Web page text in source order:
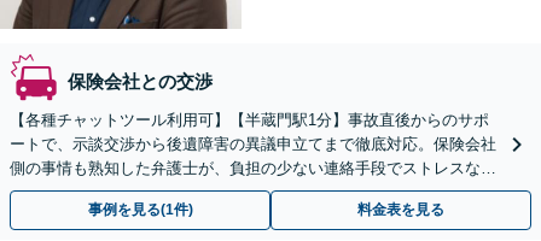
保険会社との交渉
【各種チャットツール利用可】【半蔵門駅1分】事故直後からのサポ
ートで、示談交渉から後遺障害の異議申立てまで徹底対応。保険会社
側の事情も熟知した弁護士が、負担の少ない連絡手段でストレスなく
解決へ導きます。弁護士特約のご利用で自己負担0円。
事例を見る(1件) 料金表を見る